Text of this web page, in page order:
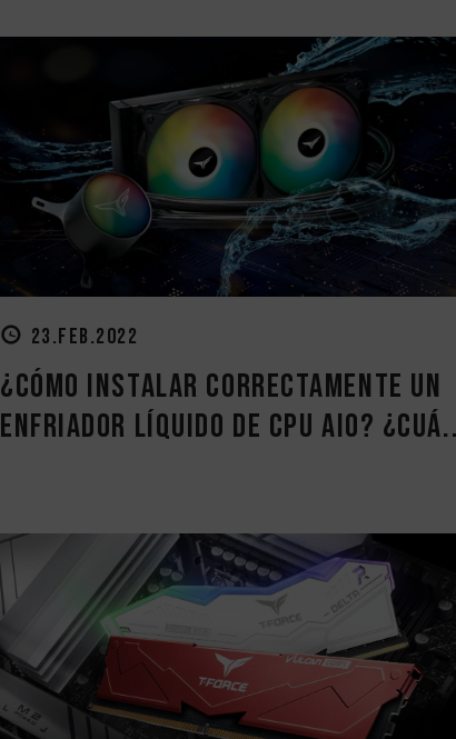
23.FEB.2022
¿Cómo instalar correctamente un
enfriador líquido de CPU AIO?